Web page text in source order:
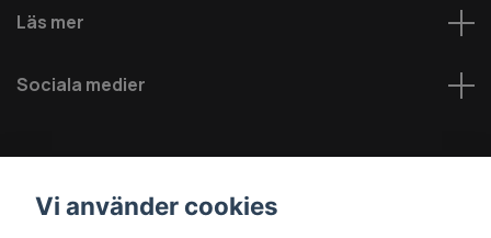
Läs mer
Sociala medier
Vi använder cookies